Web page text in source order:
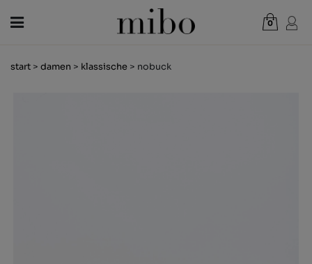
0
WARENKORB ANZEIGEN
start > damen > klassische > nobuck